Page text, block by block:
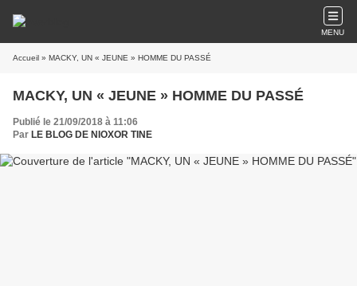
MENU
Accueil » MACKY, UN « JEUNE » HOMME DU PASSÉ
MACKY, UN « JEUNE » HOMME DU PASSÉ
Publié le 21/09/2018 à 11:06
Par LE BLOG DE NIOXOR TINE